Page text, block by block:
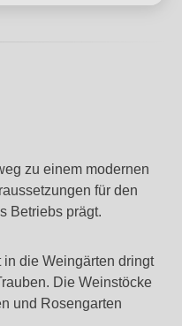
zu einem modernen
für den
Betriebs prägt.
die Weingärten dringt
Die Weinstöcke
und Rosengarten